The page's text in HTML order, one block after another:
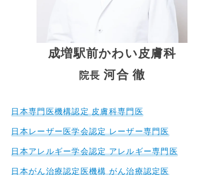
成増駅前かわい皮膚科
院長 河合 徹
日本専門医機構認定 皮膚科専門医
日本レーザー医学会認定 レーザー専門医
日本アレルギー学会認定 アレルギー専門医
日本がん治療認定医機構 がん治療認定医